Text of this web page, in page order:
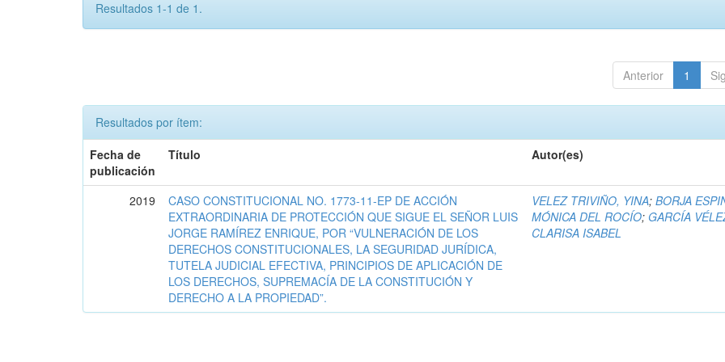
Resultados 1-1 de 1.
Anterior 1
Resultados por ítem:
Fecha de
publicación
Título Autor(es)
2019
CASO CONSTITUCIONAL NO. 1773-11-EP DE ACCIÓN
EXTRAORDINARIA DE PROTECCIÓN QUE SIGUE EL SEÑOR LUIS
JORGE RAMÍREZ ENRIQUE, POR “VULNERACIÓN DE LOS
DERECHOS CONSTITUCIONALES, LA SEGURIDAD JURÍDICA,
TUTELA JUDICIAL EFECTIVA, PRINCIPIOS DE APLICACIÓN DE
LOS DERECHOS, SUPREMACÍA DE LA CONSTITUCIÓN Y
DERECHO A LA PROPIEDAD”.
VELEZ TRIVIÑO, YINA;BORJA
MÓNICA DEL ROCÍO; GARCÍA
CLARISA ISABEL